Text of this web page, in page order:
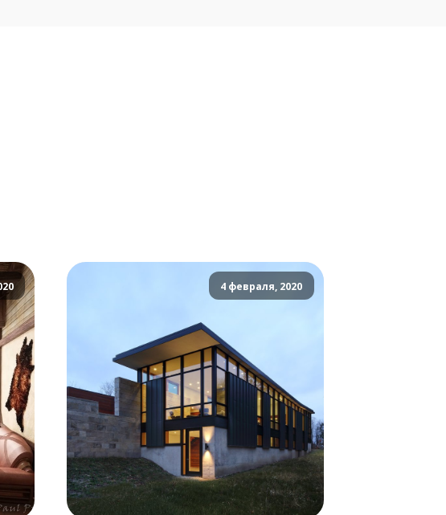
4 февраля, 2020